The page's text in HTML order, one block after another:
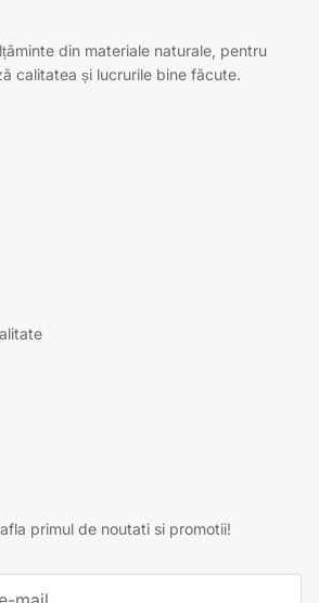
din materiale naturale, pentru
calitatea și lucrurile bine făcute.
primul de noutati si promotii!